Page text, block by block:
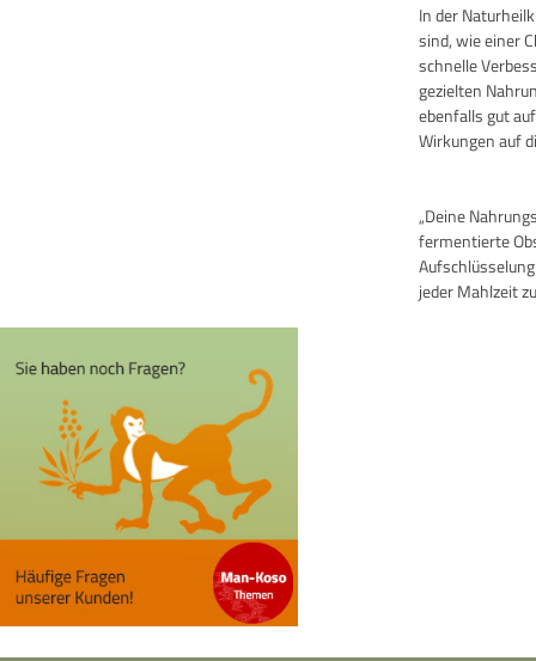
In der
sind, wie einer
schnelle
gezielten
ebenfalls gut
Wirkungen auf
„Deine
fermentierte
jeder Mahlzeit